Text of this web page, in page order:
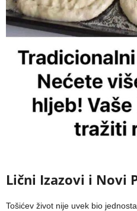
Lični Izazovi i Novi
Tošićev život nije uvek bio